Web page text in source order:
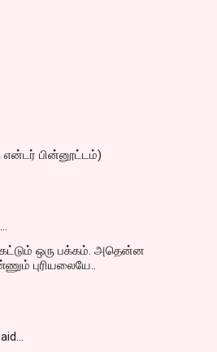
என்டர் பின்னூட்டம்)
ஒரு பக்கம். அதென்ன
புரியலையே..